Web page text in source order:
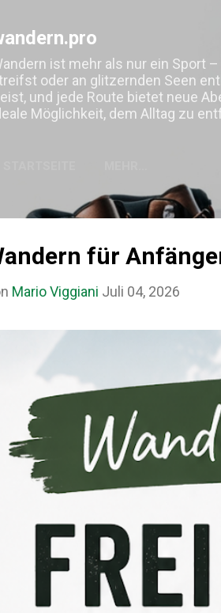
ist mehr als nur ein Sport
oder an glitzernden Seen
und jede Route bietet neue
Möglichkeit, dem Alltag zu
für
Mario Viggiani Juli 04, 2026